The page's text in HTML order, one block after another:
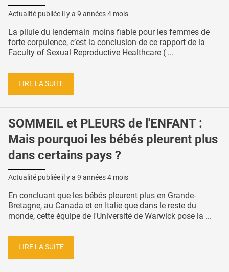
Actualité publiée il y a 9 années 4 mois
La pilule du lendemain moins fiable pour les femmes de
forte corpulence, c’est la conclusion de ce rapport de la
Faculty of Sexual Reproductive Healthcare ( ...
LIRE LA SUITE
SOMMEIL et PLEURS de l'ENFANT :
Mais pourquoi les bébés pleurent plus
dans certains pays ?
Actualité publiée il y a 9 années 4 mois
En concluant que les bébés pleurent plus en Grande-
Bretagne, au Canada et en Italie que dans le reste du
monde, cette équipe de l'Université de Warwick pose la ...
LIRE LA SUITE